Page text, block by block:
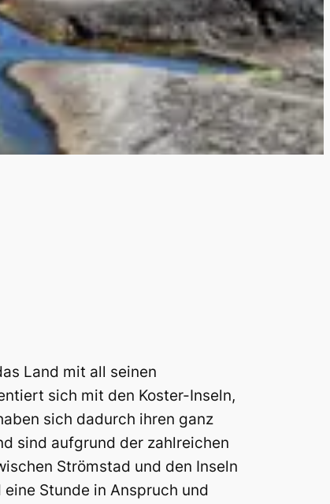
Land mit all seinen
sich mit den Koster-Inseln,
sich dadurch ihren ganz
sind aufgrund der zahlreichen
Strömstad und den Inseln
Stunde in Anspruch und